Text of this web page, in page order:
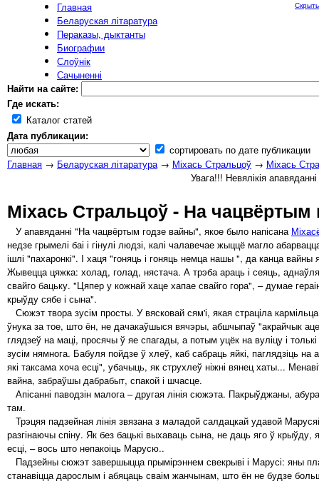
Главная
Беларуская літаратура
Пераказы, дыктанты
Биографии
Слоўнік
Сачыненні
Найти на сайте:
Где искать:
Каталог статей
Дата публикации:
сортировать по дате публикации
Скрыть
Главная → Беларуская літаратура→ Міхась Стральцоў → Міхась
Увага!!! Невялікія
Міхась Стральцоў - На чацвёртым
У апавяданні "На чацвёртым годзе вайны", якое было напісана
недзе грымелі баі і гінулі людзі, калі чалавечае жыццё магло
ішлі "пахаронкі". I хаця "гоняць і гоняць немца нашы ", да канца
Жывецца цяжка: холад, голад, нястача. А трэба араць і сеяць,
свайго бацьку. "Цяпер у кожнай хаце хапае свайго гора", – думае
крыўду сябе і сына".
Сюжэт твора зусім просты. У вясковай сям'і, якая страціла
ўнука за тое, што ён, не дачакаўшыся вячэры, абшчыпаў "акрайчык
глядзеў на маці, просячы ў яе спагады, а потым уцёк на вуліцу і
зусім нямнога. Бабуля пойдзе ў хлеў, каб сабраць яйкі, паглядзіць
які таксама хоча есці", убачыць, як струхлеў ніжні вянец хаты...
вайна, забраўшы дабрабыт, спакой і шчасце.
Апісанні паводзін малога – другая лінія сюжэта. Пакрыўджаны,
там.
Трэцяя падзейная лінія звязана з маладой салдацкай удавой
разгінаючы спіну. Як без бацькі выхаваць сына, не даць яго ў
есці, – вось што непакоіць Марусю..
Падзейны сюжэт завершыцца прымірэннем свекрыві і Марусі: яны
станавіцца дарослым і абяцаць сваім жанчынам, што ён не будзе